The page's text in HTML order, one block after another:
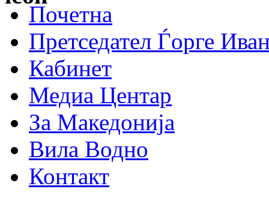
Почетна
Претседател Ѓорге
Кабинет
Медиа Центар
За Македонија
Вила Водно
Контакт